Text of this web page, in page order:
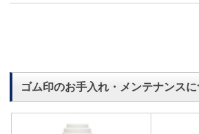
ゴム印のお手入れ・メンテナンス